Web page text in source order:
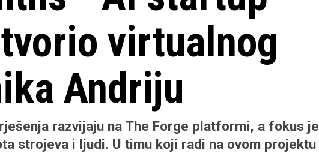
virtualnog
Andriju
razvijaju na The Forge platformi, a fokus je
strojeva i ljudi. U timu koji radi na ovom projektu